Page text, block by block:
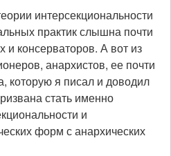
интерсекциональности
практик слышна почти
и консерваторов. А вот из
анархистов, ее почти
которую я писал и доводил
стать именно
и
форм с анархических